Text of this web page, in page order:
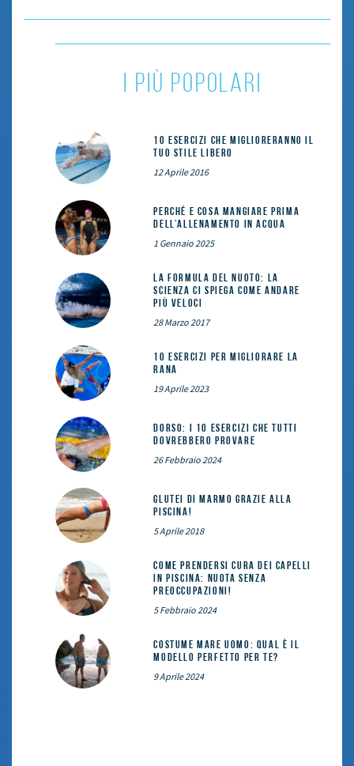
i più popolari
10 esercizi che miglioreranno il
tuo stile libero
12 Aprile 2016
Perché e cosa mangiare prima
dell’allenamento in acqua
1 Gennaio 2025
La formula del nuoto: la
scienza ci spiega come andare
più veloci
28 Marzo 2017
10 esercizi per migliorare la
rana
19 Aprile 2023
DORSO: i 10 esercizi che tutti
dovrebbero provare
26 Febbraio 2024
Glutei di marmo grazie alla
piscina!
5 Aprile 2018
Come prendersi cura dei capelli
in piscina: nuota senza
preoccupazioni!
5 Febbraio 2024
Costume mare uomo: qual è il
modello perfetto per te?
9 Aprile 2024